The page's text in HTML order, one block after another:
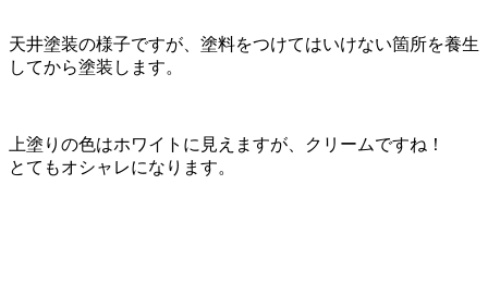
天井塗装の様子ですが、塗料をつけてはいけない箇所を養生
してから塗装します。
上塗りの色はホワイトに見えますが、クリームですね！
とてもオシャレになります。